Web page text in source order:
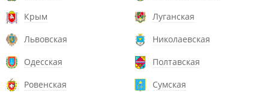
Крым
Луганская
Львовская
Николаевская
Одесская
Полтавская
Ровенская
Сумская